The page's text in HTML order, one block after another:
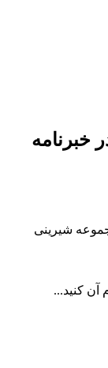
خبرنامه
شیرینی
آن کنید...